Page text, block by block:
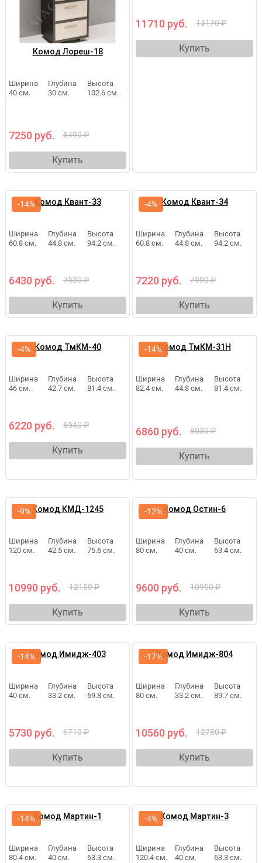
Комод Лореш-18
Ширина
40 см.
Глубина
30 см.
Высота
102.6 см.
7250 руб. 8490 ₽
Купить
11710 руб. 14170 ₽
Купить
Комод Квант-33
Ширина
60.8 см.
Глубина
44.8 см.
Высота
94.2 см.
6430 руб. 7530 ₽
Купить
-14% Комод Квант-34
Ширина
60.8 см.
Глубина
44.8 см.
Высота
94.2 см.
7220 руб. 7590 ₽
Купить
-4%
Комод ТмКМ-40
Ширина
46 см.
Глубина
42.7 см.
Высота
81.4 см.
6220 руб. 6540 ₽
Купить
-4% Комод ТмКМ-31Н
Ширина
82.4 см.
Глубина
44.8 см.
Высота
81.4 см.
6860 руб. 8030 ₽
Купить
-14%
Комод КМД-1245
Ширина
120 см.
Глубина
42.5 см.
Высота
75.6 см.
10990 руб. 12150 ₽
Купить
-9% Комод Остин-6
Ширина
80 см.
Глубина
40 см.
Высота
63.4 см.
9600 руб. 10950 ₽
Купить
-12%
Комод Имидж-403
Ширина
40 см.
Глубина
33.2 см.
Высота
69.8 см.
5730 руб. 6710 ₽
Купить
-14% Комод Имидж-804
Ширина
80 см.
Глубина
33.2 см.
Высота
89.7 см.
10560 руб. 12780 ₽
Купить
-17%
Комод Мартин-1
Ширина
80.4 см.
Глубина
40 см.
Высота
63.3 см.
-14% Комод Мартин-3
Ширина
120.4 см.
Глубина
40 см.
Высота
63.3 см.
-4%